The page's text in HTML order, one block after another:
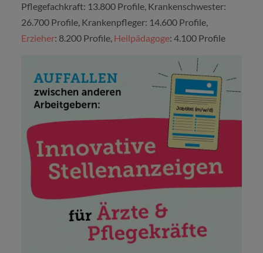
Pflegefachkraft: 13.800 Profile, Krankenschwester:
26.700 Profile, Krankenpfleger: 14.600 Profile,
Erzieher: 8.200 Profile, Heilpädagoge: 4.100 Profile